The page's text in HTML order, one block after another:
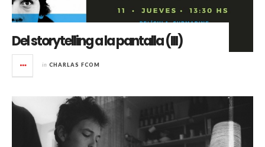
Del storytelling a la pantalla (III)
in CHARLAS FCOM